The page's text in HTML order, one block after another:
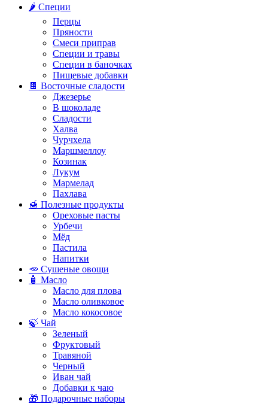
🌶️ Специи
Перцы
Пряности
Смеси приправ
Специи и травы
Специи в баночках
Пищевые добавки
🍫 Восточные сладости
Джезерье
В шоколаде
Сладости
Халва
Чурчхела
Маршмеллоу
Козинак
Лукум
Мармелад
Пахлава
🍯 Полезные продукты
Ореховые пасты
Урбечи
Мёд
Пастила
Напитки
🥕 Сушеные овощи
🧴 Масло
Масло для плова
Масло оливковое
Масло кокосовое
🍃 Чай
Зеленый
Фруктовый
Травяной
Черный
Иван чай
Добавки к чаю
🎁 Подарочные наборы